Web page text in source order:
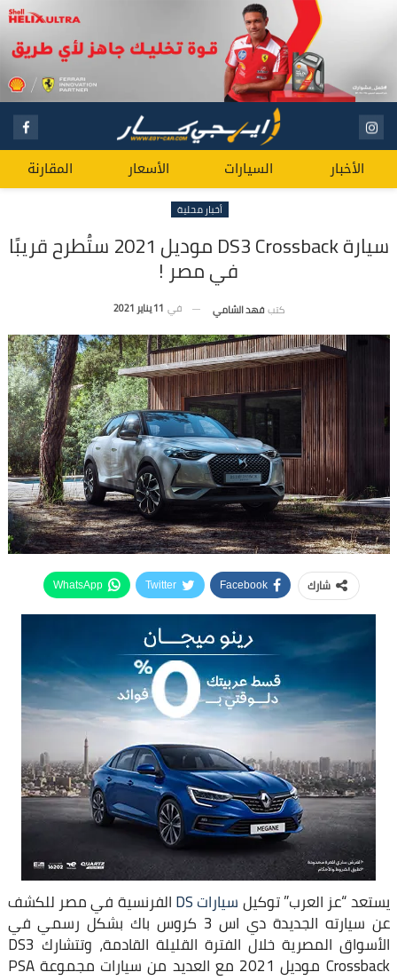
الأخبار السيارات الأسعار المقارنة
أخبار محلية
سيارة DS3 Crossback موديل 2021 ستُطرح قريبًا
في مصر !
كتب فهد الشامي في 11 يناير 2021
شارك Facebook
Twitter
WhatsApp
يستعد “عز العرب” توكيلسيارات DS الفرنسية في مصر للكشف
عن سيارته الجديدة دي اس 3 كروس باك بشكل رسمي في
الأسواق المصرية خلال الفترة القليلة القادمة، وتتشارك DS3
Crossback موديل 2021 مع العديد من سيارات مجموعة PSA